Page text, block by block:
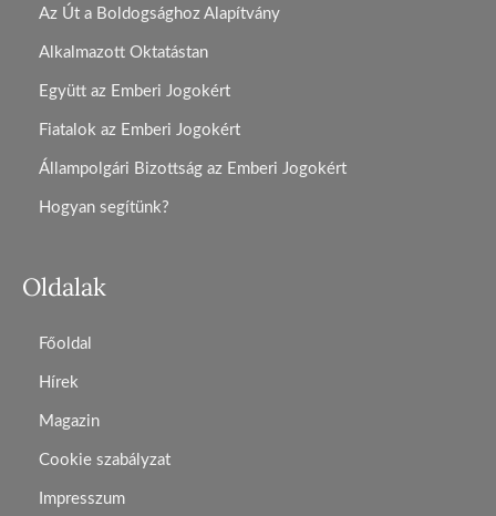
Az Út a Boldogsághoz Alapítvány
Alkalmazott Oktatástan
Együtt az Emberi Jogokért
Fiatalok az Emberi Jogokért
Állampolgári Bizottság az Emberi Jogokért
Hogyan segítünk?
Oldalak
Főoldal
Hírek
Magazin
Cookie szabályzat
Impresszum